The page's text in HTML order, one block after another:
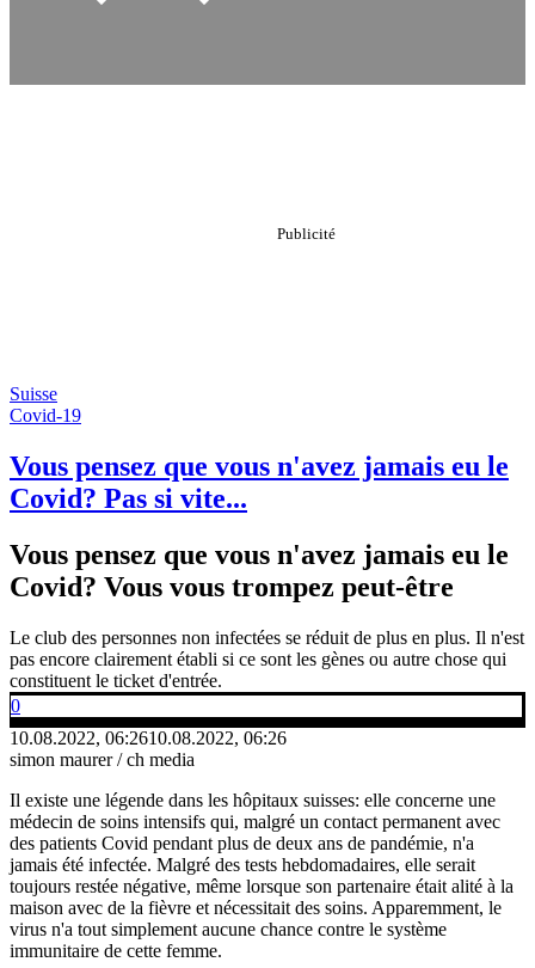
Suisse
Covid-19
Vous pensez que vous n'avez jamais eu le
Covid? Pas si vite...
Vous pensez que vous n'avez jamais eu le
Covid? Vous vous trompez peut-être
Le club des personnes non infectées se réduit de plus en plus. Il n'est
pas encore clairement établi si ce sont les gènes ou autre chose qui
constituent le ticket d'entrée.
0
10.08.2022, 06:2610.08.2022, 06:26
simon maurer / ch media
Il existe une légende dans les hôpitaux suisses: elle concerne une
médecin de soins intensifs qui, malgré un contact permanent avec
des patients Covid pendant plus de deux ans de pandémie, n'a
jamais été infectée. Malgré des tests hebdomadaires, elle serait
toujours restée négative, même lorsque son partenaire était alité à la
maison avec de la fièvre et nécessitait des soins. Apparemment, le
virus n'a tout simplement aucune chance contre le système
immunitaire de cette femme.